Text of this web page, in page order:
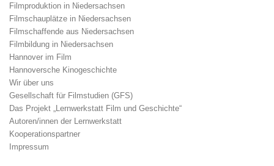
Filmproduktion in Niedersachsen
Filmschauplätze in Niedersachsen
Filmschaffende aus Niedersachsen
Filmbildung in Niedersachsen
Hannover im Film
Hannoversche Kinogeschichte
Wir über uns
Gesellschaft für Filmstudien (GFS)
Das Projekt „Lernwerkstatt Film und Geschichte“
Autoren/innen der Lernwerkstatt
Kooperationspartner
Impressum